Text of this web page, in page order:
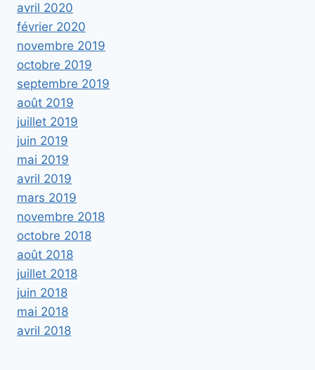
avril 2020
février 2020
novembre 2019
octobre 2019
septembre 2019
août 2019
juillet 2019
juin 2019
mai 2019
avril 2019
mars 2019
novembre 2018
octobre 2018
août 2018
juillet 2018
juin 2018
mai 2018
avril 2018